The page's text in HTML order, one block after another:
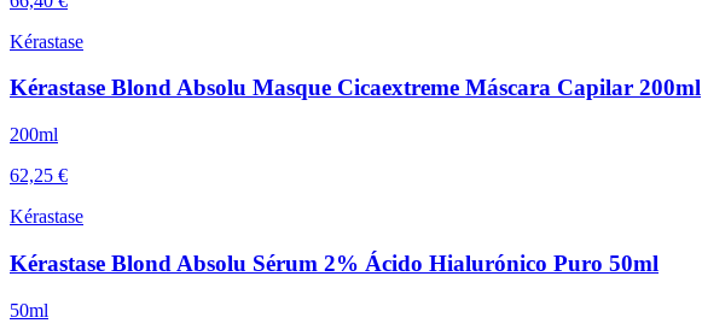
Kérastase
Kérastase Blond Absolu Masque Cicaextreme Máscara Capilar 200ml
200ml
62,25 €
Kérastase
Kérastase Blond Absolu Sérum 2% Ácido Hialurónico Puro 50ml
50ml